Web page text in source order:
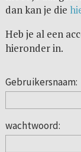
dan kan je die
Heb je al een
hieronder in.
Gebruikersnaam:
wachtwoord: